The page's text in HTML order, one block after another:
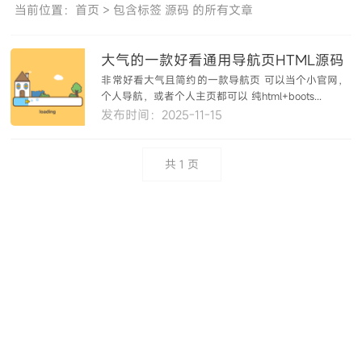
当前位置： 首页 > 包含标签 源码 的所有文章
大气的一款好看通用导航页HTML源码
非常好看大气且简约的一款导航页 可以当个小官网，
个人导航，或者个人主页都可以 纯html+boots...
发布时间：2025-11-15
共 1 页